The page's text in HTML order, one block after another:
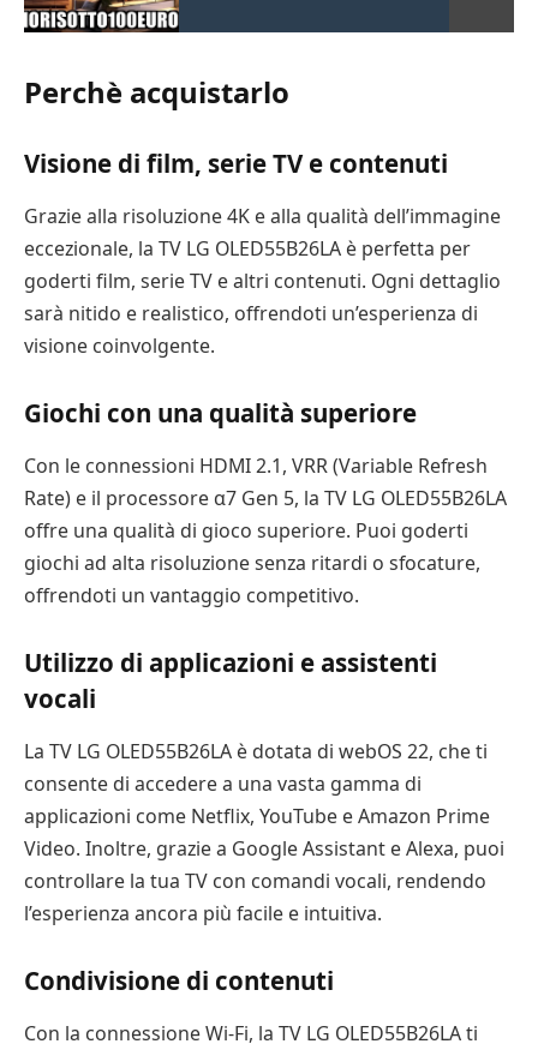
Perchè acquistarlo
Visione di film, serie TV e contenuti
Grazie alla risoluzione 4K e alla qualità dell’immagine
eccezionale, la TV LG OLED55B26LA è perfetta per
goderti film, serie TV e altri contenuti. Ogni dettaglio
sarà nitido e realistico, offrendoti un’esperienza di
visione coinvolgente.
Giochi con una qualità superiore
Con le connessioni HDMI 2.1, VRR (Variable Refresh
Rate) e il processore α7 Gen 5, la TV LG OLED55B26LA
offre una qualità di gioco superiore. Puoi goderti
giochi ad alta risoluzione senza ritardi o sfocature,
offrendoti un vantaggio competitivo.
Utilizzo di applicazioni e assistenti
vocali
La TV LG OLED55B26LA è dotata di webOS 22, che ti
consente di accedere a una vasta gamma di
applicazioni come Netflix, YouTube e Amazon Prime
Video. Inoltre, grazie a Google Assistant e Alexa, puoi
controllare la tua TV con comandi vocali, rendendo
l’esperienza ancora più facile e intuitiva.
Condivisione di contenuti
Con la connessione Wi-Fi, la TV LG OLED55B26LA ti